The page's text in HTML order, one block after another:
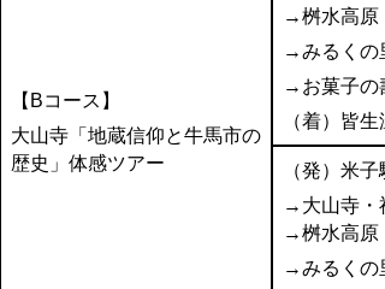
【Bコース】
大山寺「地蔵信仰と牛馬市の
歴史」体感ツアー
→桝水高原
→みるくの
→お菓子の
（着）皆生
（発）米子
→大山寺・
→桝水高原
→みるくの